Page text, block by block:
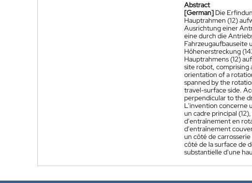
Abstract
[German] Die
Hauptrahmen (12)
Ausrichtung einer
eine durch die
Fahrzeugaufbauseite
Höhenerstreckung
Hauptrahmens (12)
site robot, comprising
orientation of a
spanned by the
travel-surface side.
perpendicular to the
L'invention concerne
un cadre principal
d'entraînement en
d'entraînement
un côté de
côté de la surface de
substantielle d'une